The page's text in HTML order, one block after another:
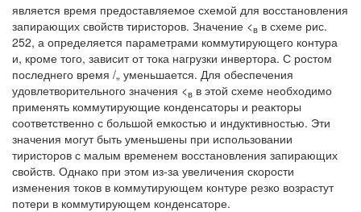
является время предоставляемое схемой для восстановления
запирающих свойств тиристоров. Значение <в в схеме рис.
252, а определяется параметрами коммутирующего контура
и, кроме того, зависит от тока нагрузки инвертора. С ростом
последнего время /„ уменьшается. Для обеспечения
удовлетворительного значения <в в этой схеме необходимо
применять коммутирующие конденсаторы и реакторы
соответственно с большой емкостью и индуктивностью. Эти
значения могут быть уменьшены при использовании
тиристоров с малым временем восстановления запирающих
свойств. Однако при этом из-за увеличения скорости
изменения токов в коммутирующем контуре резко возрастут
потери в коммутирующем конденсаторе.